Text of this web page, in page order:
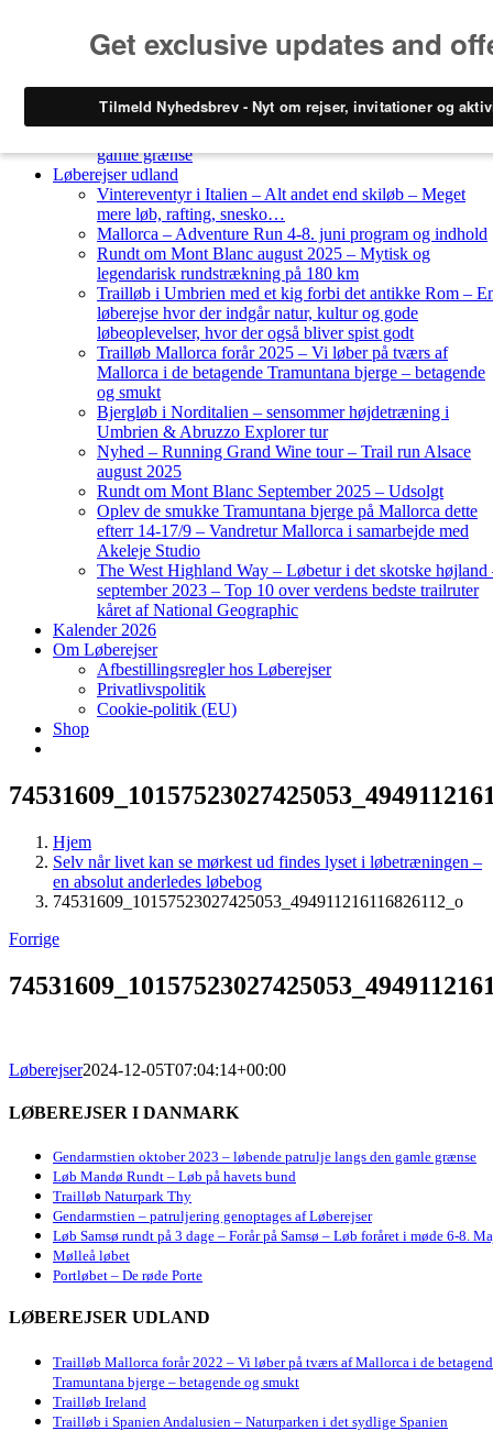
Løberejser Danmark
gamle grænse
Løberejser udland
Vintereventyr i Italien – Alt andet end skiløb – Meget
mere løb, rafting, snesko…
Mallorca – Adventure Run 4-8. juni program og indhold
Rundt om Mont Blanc august 2025 – Mytisk og
legendarisk rundstrækning på 180 km
Trailløb i Umbrien med et kig forbi det antikke Rom –
løberejse hvor der indgår natur, kultur og gode
løbeoplevelser, hvor der også bliver spist godt
Trailløb Mallorca forår 2025 – Vi løber på tværs af
Mallorca i de betagende Tramuntana bjerge – betagende
og smukt
Bjergløb i Norditalien – sensommer højdetræning i
Umbrien & Abruzzo Explorer tur
Nyhed – Running Grand Wine tour – Trail run Alsace
august 2025
Rundt om Mont Blanc September 2025 – Udsolgt
Oplev de smukke Tramuntana bjerge på Mallorca dette
efterr 14-17/9 – Vandretur Mallorca i samarbejde med
Akeleje Studio
The West Highland Way – Løbetur i det skotske højland
september 2023 – Top 10 over verdens bedste trailruter
kåret af National Geographic
Kalender 2026
Om Løberejser
Afbestillingsregler hos Løberejser
Privatlivspolitik
Cookie-politik (EU)
Shop
Hjem
Selv når livet kan se mørkest ud findes lyset i løbetræningen –
en absolut anderledes løbebog
74531609_10157523027425053_494911216116826112_o
Forrige
Løberejser2024-12-05T07:04:14+00:00
LØBEREJSER I DANMARK
Gendarmstien oktober 2023 – løbende patrulje langs den gamle grænse
Løb Mandø Rundt – Løb på havets bund
Trailløb Naturpark Thy
Gendarmstien – patruljering genoptages af Løberejser
Løb Samsø rundt på 3 dage – Forår på Samsø – Løb foråret i møde 6-8.
Mølleå løbet
Portløbet – De røde Porte
LØBEREJSER UDLAND
Trailløb Mallorca forår 2022 – Vi løber på tværs af Mallorca i de
Tramuntana bjerge – betagende og smukt
Trailløb Ireland
Trailløb i Spanien Andalusien – Naturparken i det sydlige Spanien